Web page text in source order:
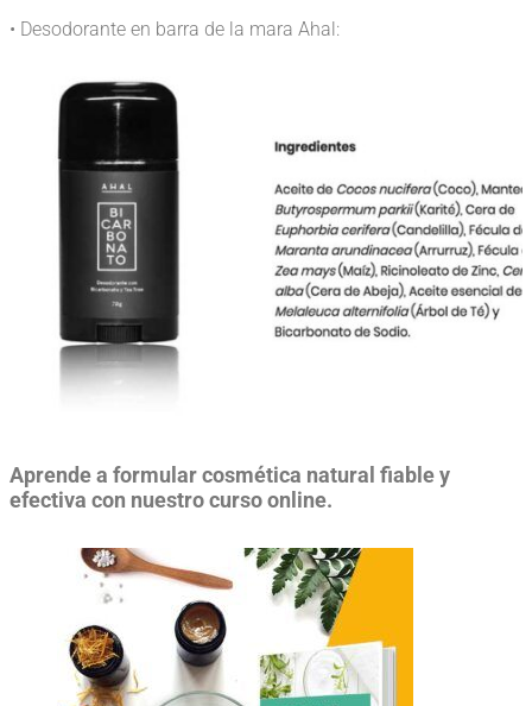
• Desodorante en barra de la mara Ahal:
Aprende a formular cosmética natural fiable y
efectiva con nuestro curso online.